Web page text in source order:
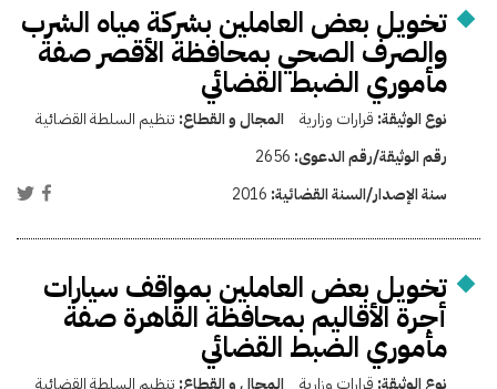
تخويل بعض العاملين بشركة مياه الشرب
والصرف الصحي بمحافظة الأقصر صفة
مأموري الضبط القضائي
نوع الوثيقة: قرارات وزارية المجال و القطاع: تنظيم السلطة القضائية
رقم الوثيقة/رقم الدعوى: 2656
سنة الإصدار/السنة القضائية: 2016
تخويل بعض العاملين بمواقف سيارات
أجرة الأقاليم بمحافظة القاهرة صفة
مأموري الضبط القضائي
نوع الوثيقة: قرارات وزارية المجال و القطاع: تنظيم السلطة القضائية